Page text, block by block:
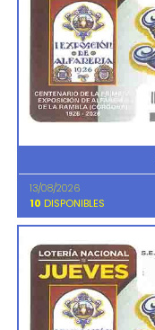
13/08/2026
10 DISPONIBLES